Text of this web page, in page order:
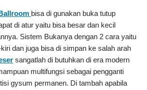
bisa di gunakan buka tutup
di atur yaitu bisa besar dan kecil
Sistem Bukanya dengan 2 cara yaitu
dan juga bisa di simpan ke salah arah
sangatlah di butuhkan di era modern
multifungsi sebagai pengganti
gysum permanen. Di tambah apabila